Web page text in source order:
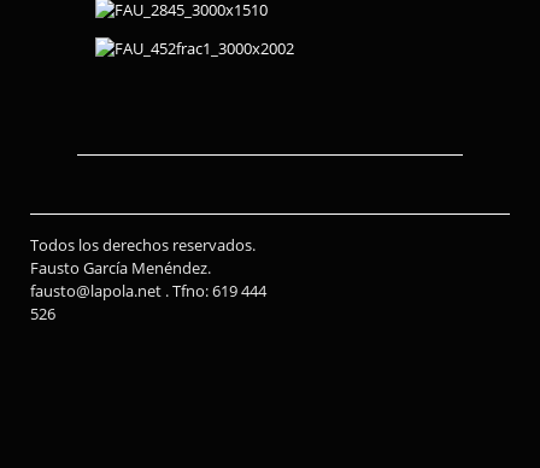
Todos los derechos reservados.
Fausto García Menéndez.
fausto@lapola.net . Tfno: 619 444
526